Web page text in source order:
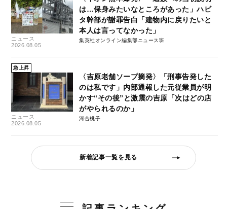
ニュース
2026.08.05
は…保身みたいなところがあった」ハビ
タ幹部が謝罪告白「建物内に戻りたいと
本人は言ってなかった」
集英社オンライン編集部ニュース班
急上昇
ニュース
2026.08.05
〈吉原老舗ソープ摘発〉「刑事告発した
のは私です」内部通報した元従業員が明
かす“その後”と激震の吉原「次はどの店
がやられるのか」
河合桃子
新着記事一覧を見る